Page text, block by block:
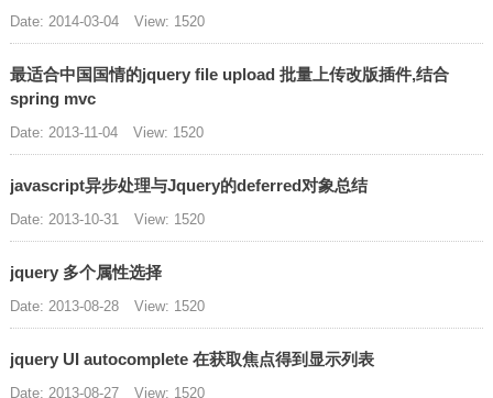
Date: 2014-03-04 View: 1520
最适合中国国情的jquery file upload 批量上传改版插件,结合
spring mvc
Date: 2013-11-04 View: 1520
javascript异步处理与Jquery的deferred对象总结
Date: 2013-10-31 View: 1520
jquery 多个属性选择
Date: 2013-08-28 View: 1520
jquery UI autocomplete 在获取焦点得到显示列表
Date: 2013-08-27 View: 1520